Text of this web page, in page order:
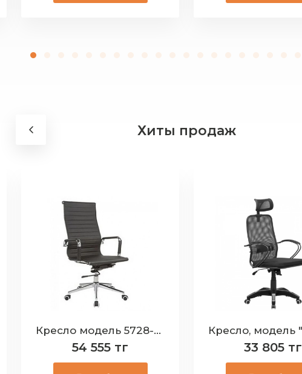
Хиты продаж
Кресло модель 5728-H(черное)
54 555 тг 33 805 тг